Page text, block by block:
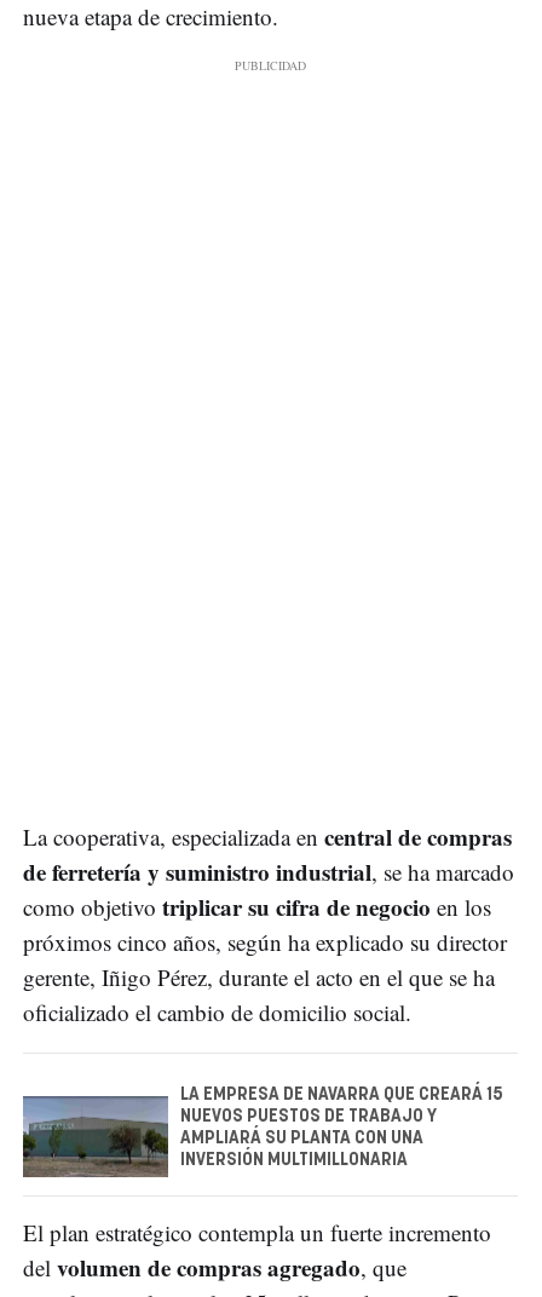
nueva etapa de crecimiento.
La cooperativa, especializada en central de compras
de ferretería y suministro industrial, se ha marcado
como objetivo triplicar su cifra de negocio en los
próximos cinco años, según ha explicado su director
gerente, Iñigo Pérez, durante el acto en el que se ha
oficializado el cambio de domicilio social.
LA EMPRESA DE NAVARRA QUE CREARÁ 15
NUEVOS PUESTOS DE TRABAJO Y
AMPLIARÁ SU PLANTA CON UNA
INVERSIÓN MULTIMILLONARIA
El plan estratégico contempla un fuerte incremento
del volumen de compras agregado, que